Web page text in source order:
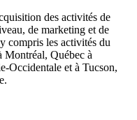
des activités de
de marketing et de
compris les activités du
Montréal, Québec à
Occidentale et à Tucson,